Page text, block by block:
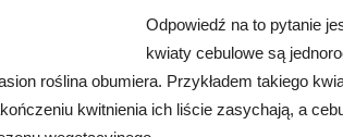
Odpowiedź na to pytanie
kwiaty cebulowe są
roślina obumiera. Przykładem takiego
kwitnienia ich liście zasychają, a